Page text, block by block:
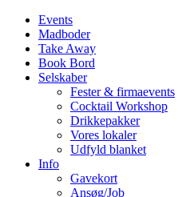
Events
Madboder
Take Away
Book Bord
Selskaber
Fester & firmaevents
Cocktail Workshop
Drikkepakker
Vores lokaler
Udfyld blanket
Info
Gavekort
Ansøg/Job